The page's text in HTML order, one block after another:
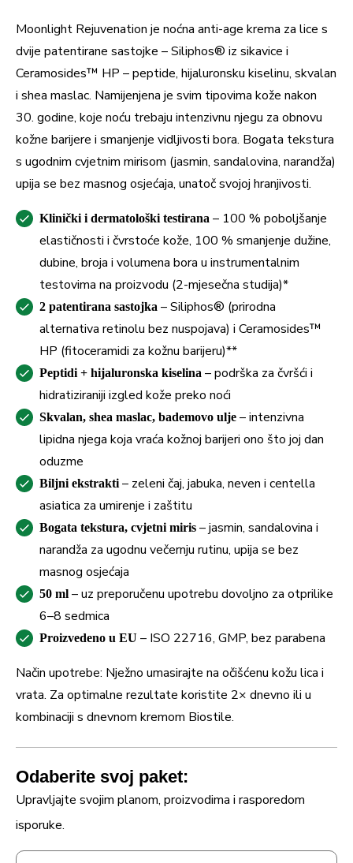
Moonlight Rejuvenation je noćna anti-age krema za lice s
dvije patentirane sastojke – Siliphos® iz sikavice i
Ceramosides™ HP – peptide, hijaluronsku kiselinu, skvalan
i shea maslac. Namijenjena je svim tipovima kože nakon
30. godine, koje noću trebaju intenzivnu njegu za obnovu
kožne barijere i smanjenje vidljivosti bora. Bogata tekstura
s ugodnim cvjetnim mirisom (jasmin, sandalovina, narandža)
upija se bez masnog osjećaja, unatoč svojoj hranjivosti.
Klinički i dermatološki testirana – 100 % poboljšanje
elastičnosti i čvrstoće kože, 100 % smanjenje dužine,
dubine, broja i volumena bora u instrumentalnim
testovima na proizvodu (2-mjesečna studija)*
2 patentirana sastojka – Siliphos® (prirodna
alternativa retinolu bez nuspojava) i Ceramosides™
HP (fitoceramidi za kožnu barijeru)**
Peptidi + hijaluronska kiselina – podrška za čvršći i
hidratiziraniji izgled kože preko noći
Skvalan, shea maslac, bademovo ulje – intenzivna
lipidna njega koja vraća kožnoj barijeri ono što joj dan
oduzme
Biljni ekstrakti– zeleni čaj, jabuka, neven i centella
asiatica za umirenje i zaštitu
Bogata tekstura, cvjetni miris – jasmin, sandalovina i
narandža za ugodnu večernju rutinu, upija se bez
masnog osjećaja
50 ml – uz preporučenu upotrebu dovoljno za otprilike
6–8 sedmica
Proizvedeno u EU – ISO 22716, GMP, bez parabena
Način upotrebe: Nježno umasirajte na očišćenu kožu lica i
vrata. Za optimalne rezultate koristite 2× dnevno ili u
kombinaciji s dnevnom kremom Biostile.
Odaberite svoj paket:
Upravljajte svojim planom, proizvodima i rasporedom
isporuke.